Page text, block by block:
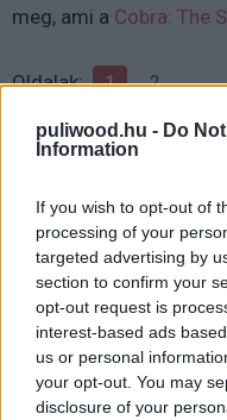
puliwood.hu - Do
Information
If you wish to opt-out of
processing of your
targeted advertising by
section to confirm your
opt-out request is
interest-based ads
us or personal
your opt-out. You may
disclosure of your
meg, ami a Cobra: The
Oldalak: 1 2